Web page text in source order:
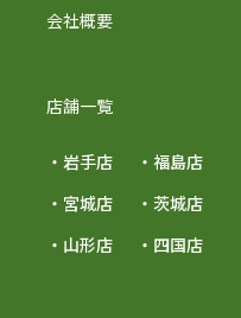
会社概要
店舗一覧
・岩手店
・宮城店
・山形店
・福島店
・茨城店
・四国店